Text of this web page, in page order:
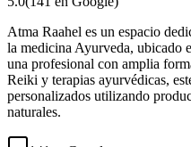
Atma Raahel es un espacio
la medicina Ayurveda, ubicado
una profesional con amplia
Reiki y terapias ayurvédicas,
personalizados utilizando
naturales.